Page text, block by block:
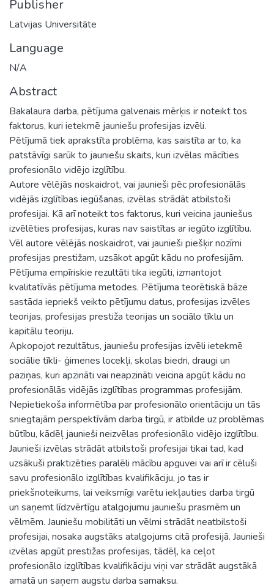
Publisher
Latvijas Universitāte
Language
N/A
Abstract
Bakalaura darba, pētījuma galvenais mērķis ir noteikt tos
faktorus, kuri ietekmē jauniešu profesijas izvēli.
Pētījumā tiek aprakstīta problēma, kas saistīta ar to, ka
patstāvīgi sarūk to jauniešu skaits, kuri izvēlas mācīties
profesionālo vidējo izglītību.
Autore vēlējās noskaidrot, vai jaunieši pēc profesionālās
vidējās izglītības iegūšanas, izvēlas strādāt atbilstoši
profesijai. Kā arī noteikt tos faktorus, kuri veicina jauniešus
izvēlēties profesijas, kuras nav saistītas ar iegūto izglītību.
Vēl autore vēlējās noskaidrot, vai jaunieši piešķir nozīmi
profesijas prestižam, uzsākot apgūt kādu no profesijām.
Pētījuma empīriskie rezultāti tika iegūti, izmantojot
kvalitatīvās pētījuma metodes. Pētījuma teorētiskā bāze
sastāda iepriekš veikto pētījumu datus, profesijas izvēles
teorijas, profesijas prestiža teorijas un sociālo tīklu un
kapitālu teoriju.
Apkopojot rezultātus, jauniešu profesijas izvēli ietekmē
sociālie tīkli- ģimenes locekļi, skolas biedri, draugi un
paziņas, kuri apzināti vai neapzināti veicina apgūt kādu no
profesionālās vidējās izglītības programmas profesijām.
Nepietiekoša informētība par profesionālo orientāciju un tās
sniegtajām perspektīvām darba tirgū, ir atbilde uz problēmas
būtību, kādēļ jaunieši neizvēlas profesionālo vidējo izglītību.
Jaunieši izvēlas strādāt atbilstoši profesijai tikai tad, kad
uzsākuši praktizēties paralēli mācību apguvei vai arī ir cēluši
savu profesionālo izglītības kvalifikāciju, jo tas ir
priekšnoteikums, lai veiksmīgi varētu iekļauties darba tirgū
un saņemt līdzvērtīgu atalgojumu jauniešu prasmēm un
vēlmēm. Jauniešu mobilitāti un vēlmi strādāt neatbilstoši
profesijai, nosaka augstāks atalgojums citā profesijā. Jaunieši
izvēlas apgūt prestižas profesijas, tādēļ, ka ceļot
profesionālo izglītības kvalifikāciju viņi var strādāt augstākā
amatā un saņem augstu darba samaksu.